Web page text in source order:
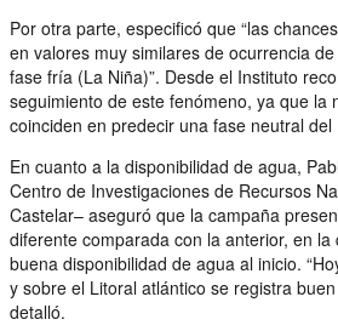
Por otra parte, especificó que “las
en valores muy similares de ocurrencia
fase fría (La Niña)”. Desde el Instituto
seguimiento de este fenómeno, ya que la
coinciden en predecir una fase neutral
En cuanto a la disponibilidad de agua,
Centro de Investigaciones de Recursos
Castelar– aseguró que la campaña
diferente comparada con la anterior, en
buena disponibilidad de agua al inicio.
y sobre el Litoral atlántico se registra
detalló.